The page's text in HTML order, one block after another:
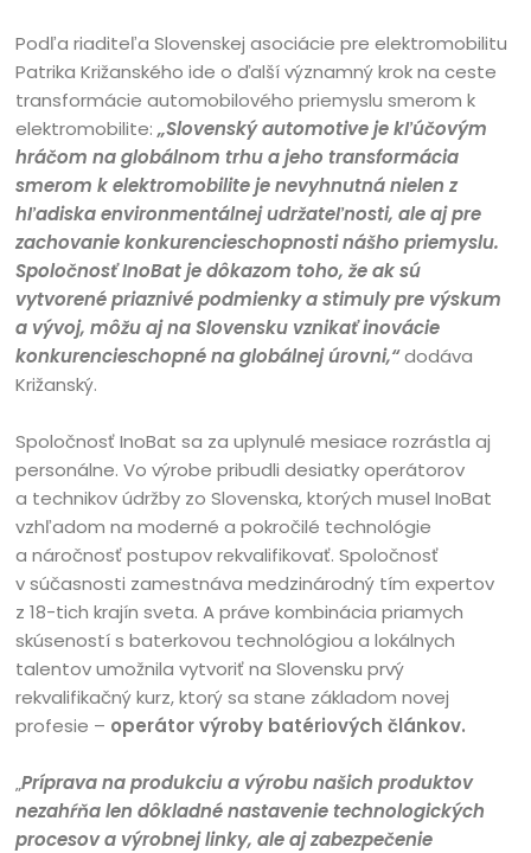
Podľa riaditeľa Slovenskej asociácie pre elektromobilitu
Patrika Križanského ide o ďalší významný krok na ceste
transformácie automobilového priemyslu smerom k
elektromobilite:„Slovenský automotive je kľúčovým
hráčom na globálnom trhu a jeho transformácia
smerom k elektromobilite je nevyhnutná nielen z
hľadiska environmentálnej udržateľnosti, ale aj pre
zachovanie konkurencieschopnosti nášho priemyslu.
Spoločnosť InoBat je dôkazom toho, že ak sú
vytvorené priaznivé podmienky a stimuly pre výskum
a vývoj, môžu aj na Slovensku vznikať inovácie
konkurencieschopné na globálnej úrovni,“dodáva
Križanský.
Spoločnosť InoBat sa za uplynulé mesiace rozrástla aj
personálne. Vo výrobe pribudli desiatky operátorov
a technikov údržby zo Slovenska, ktorých musel InoBat
vzhľadom na moderné a pokročilé technológie
a náročnosť postupov rekvalifikovať. Spoločnosť
v súčasnosti zamestnáva medzinárodný tím expertov
z 18-tich krajín sveta. A práve kombinácia priamych
skúseností s baterkovou technológiou a lokálnych
talentov umožnila vytvoriť na Slovensku prvý
rekvalifikačný kurz, ktorý sa stane základom novej
profesie – operátor výroby batériových článkov.
„Príprava na produkciu a výrobu našich produktov
nezahŕňa len dôkladné nastavenie technologických
procesov a výrobnej linky, ale aj zabezpečenie